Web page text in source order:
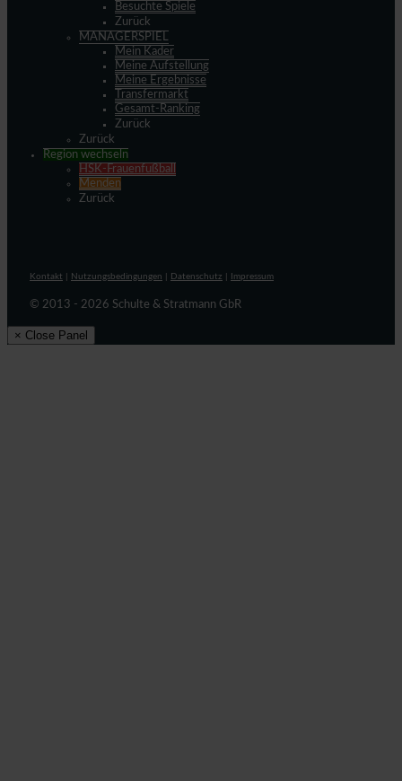
Besuchte Spiele
Zurück
MANAGERSPIEL
Mein Kader
Meine Aufstellung
Meine Ergebnisse
Transfermarkt
Gesamt-Ranking
Zurück
Zurück
Region wechseln
HSK-Frauenfußball
Menden
Zurück
Kontakt Nutzungsbedingungen Datenschutz Impressum
© 2013 - 2026 Schulte & Stratmann GbR
× Close Panel